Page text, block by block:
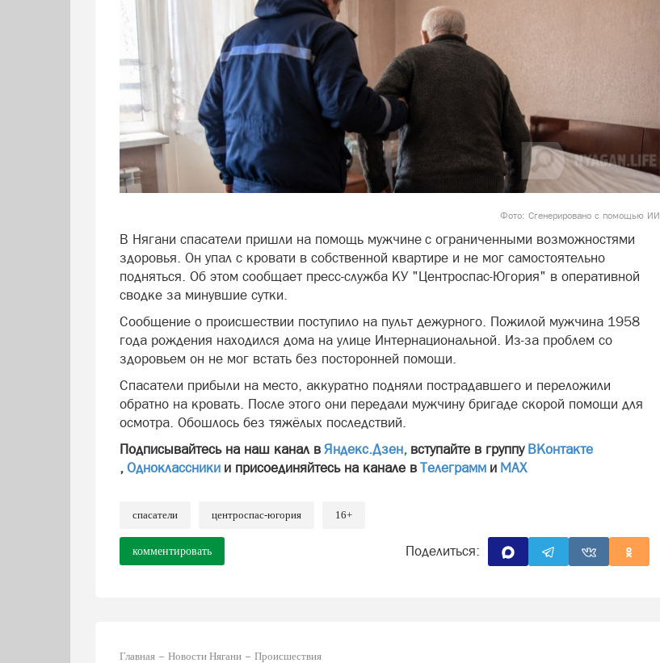
Фото: Сгенерировано с помощью ИИ
В Нягани спасатели пришли на помощь мужчине с ограниченными возможностями
здоровья. Он упал с кровати в собственной квартире и не мог самостоятельно
подняться. Об этом сообщает пресс-служба КУ "Центроспас-Югория" в оперативной
сводке за минувшие сутки.
Сообщение о происшествии поступило на пульт дежурного. Пожилой мужчина 1958
года рождения находился дома на улице Интернациональной. Из-за проблем со
здоровьем он не мог встать без посторонней помощи.
Спасатели прибыли на место, аккуратно подняли пострадавшего и переложили
обратно на кровать. После этого они передали мужчину бригаде скорой помощи для
осмотра. Обошлось без тяжёлых последствий.
Подписывайтесь на наш канал в Яндекс.Дзен, вступайте в группу ВКонтакте
, Одноклассники и присоединяйтесь на канале в Телеграмм и МАХ
спасатели центроспас-югория 16+
комментировать Поделиться:
Главная Новости Нягани Происшествия